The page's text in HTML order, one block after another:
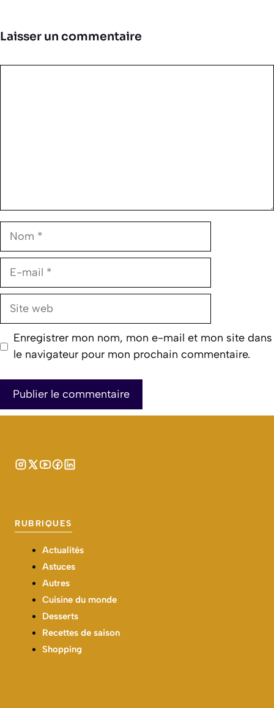
Laisser un commentaire
Nom
E-
Site
Enregistrer mon nom, mon e-mail et mon site dans
le navigateur pour mon prochain commentaire.
RUBRIQUES
Actualités
Astuces
Autres
Cuisine du monde
Desserts
Recettes de saison
Shopping